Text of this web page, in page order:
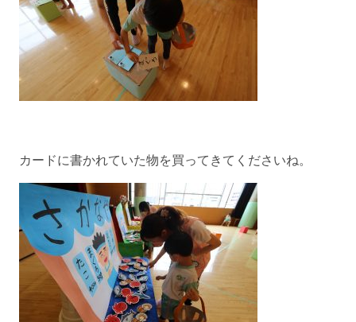
カードに書かれていた物を買ってきてくださいね。